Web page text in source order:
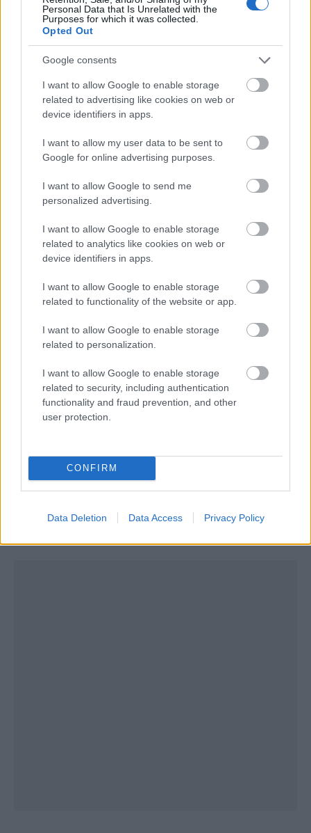
Personal Data that Is Unrelated with the
Purposes for which it was collected.
Opted Out
Google consents
I want to allow Google to enable storage
related to advertising like cookies on web or
device identifiers in apps.
I want to allow my user data to be sent to
Google for online advertising purposes.
I want to allow Google to send me
personalized advertising.
I want to allow Google to enable storage
related to analytics like cookies on web or
device identifiers in apps.
I want to allow Google to enable storage
related to functionality of the website or app.
I want to allow Google to enable storage
related to personalization.
I want to allow Google to enable storage
related to security, including authentication
functionality and fraud prevention, and other
user protection.
CONFIRM
Data Deletion Data Access Privacy Policy
Μια ξεχωριστή εικόνα συνθέτει την υπέροχη
παραλίαΣούρζα Μπουτ
παραμένοντας αλώβητη από τον υπερτουρισμό και
τον συνωστισμό. Ένα με τη φύση και το τοπίο